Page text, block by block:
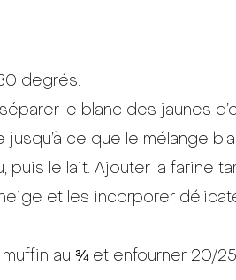
degrés.
le blanc des jaunes
ce que le mélange
puis le lait. Ajouter la farine
et les incorporer
au ¾ et enfourner 20/